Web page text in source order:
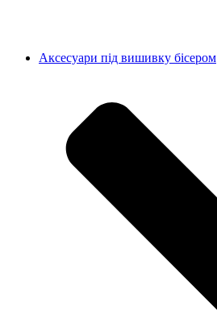
Аксесуари під вишивку бісером